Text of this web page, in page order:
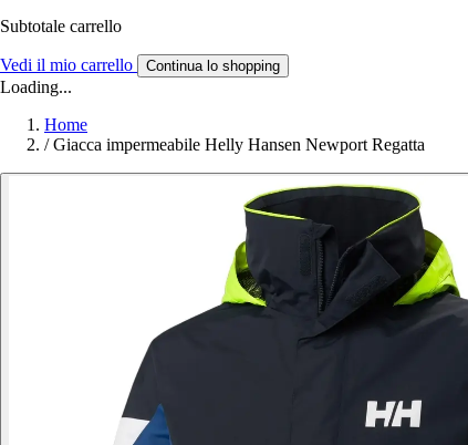
Subtotale carrello
Vedi il mio carrello Continua lo shopping
Loading...
Home
/ Giacca impermeabile Helly Hansen Newport Regatta